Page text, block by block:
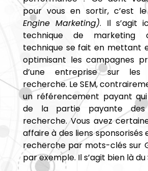
pour vous en sortir, c’est le
Engine Marketing). Il s’agit
technique de marketing
technique se fait en mettant
optimisant les campagnes
d’une entreprise sur
recherche. Le SEM,
un référencement payant
de la partie payante
recherche. Vous avez
affaire à des liens sponsorisés
recherche par mots-clés sur
par exemple. Il s’agit bien là du